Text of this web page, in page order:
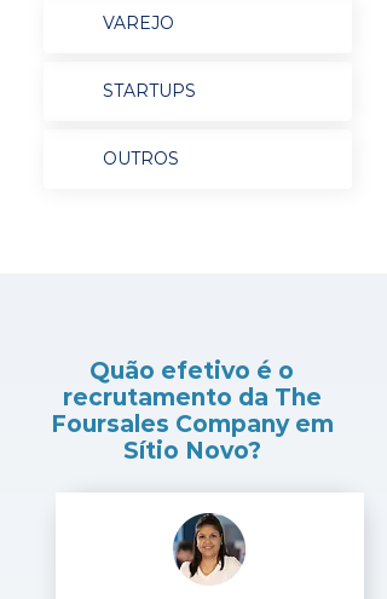
VAREJO
STARTUPS
OUTROS
Quão efetivo é o
recrutamento da The
Foursales Company em
Sítio Novo?